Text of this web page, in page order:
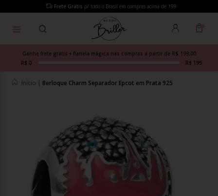
Frete Grátis p/ todo o Brasil em compras acima de 199
Ganhe frete grátis + flanela mágica nas compras a partir de R$ 199,00
R$ 0
R$ 199
Início | Berloque Charm Separador Epcot em Prata 925